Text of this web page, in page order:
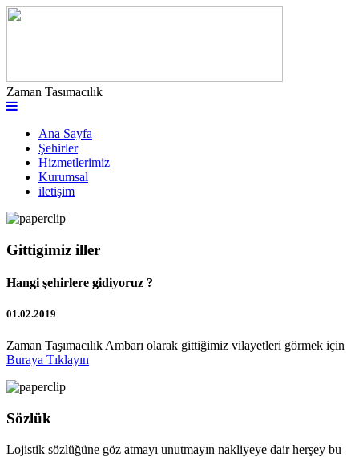
Zaman Tasımacılık
Ana Sayfa
Şehirler
Hizmetlerimiz
Kurumsal
iletişim
Gittigimiz iller
Hangi şehirlere gidiyoruz ?
01.02.2019
Zaman Taşımacılık Ambarı olarak gittiğimiz vilayetleri görmek için
Buraya Tıklayın
Sözlük
Lojistik sözlüğüne göz atmayı unutmayın nakliyeye dair herşey bu